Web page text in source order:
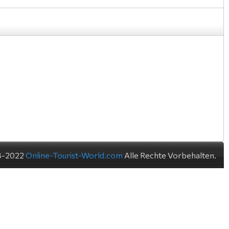
2022 Online-Tourist-World.com Alle Rechte Vorbehalten.